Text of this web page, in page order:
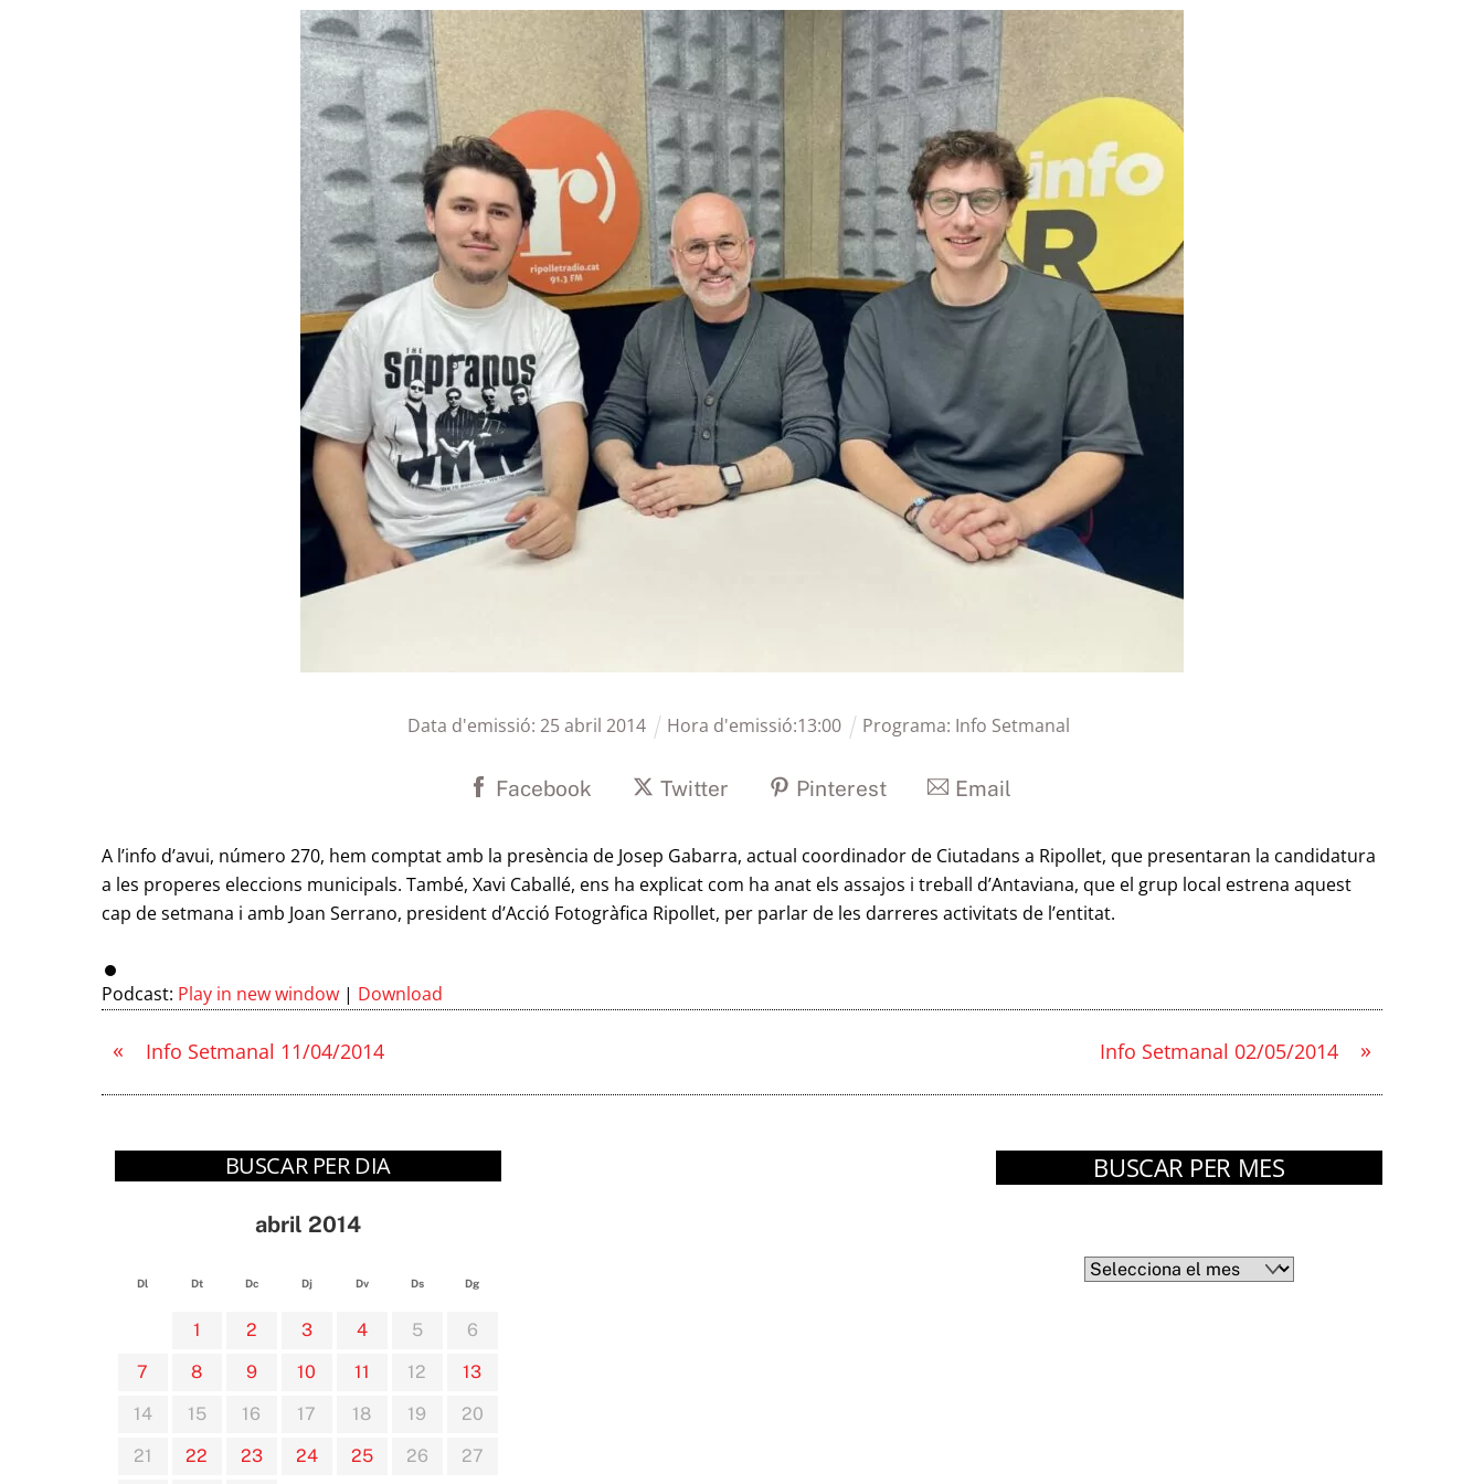
Data d'emissió:25abril 2014 Hora d'emissió:13:00 Programa: Info Setmanal
Facebook Twitter Pinterest Email
A l’info d’avui, número 270, hem comptat amb la presència de Josep Gabarra, actual coordinador de Ciutadans a Ripollet, que presentaran la candidatura
a les properes eleccions municipals. També, Xavi Caballé, ens ha explicat com ha anat els assajos i treball d’Antaviana, que el grup local estrena aquest
cap de setmana i amb Joan Serrano, president d’Acció Fotogràfica Ripollet, per parlar de les darreres activitats de l’entitat.
Podcast: Play in new window | Download
« Info Setmanal 11/04/2014 »
Info Setmanal 02/05/2014
BUSCAR PER DIA
abril 2014
Dl Dt Dc Dj Dv Ds Dg
1 2 3 4 5
6
7
8 9 10 11 12
13
14
15 16 17 18 19
20
21
22 23 24 25 26 27
BUSCAR PER MES
Arxius